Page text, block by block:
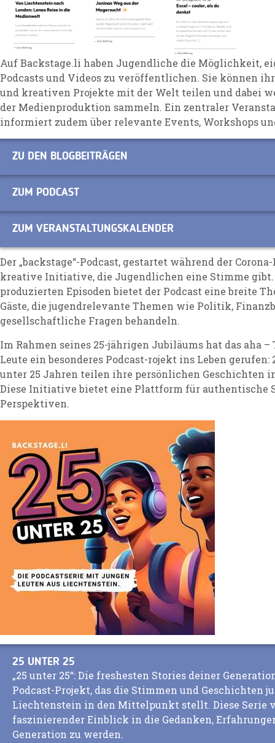
Auf Backstage.li haben Jugendliche die Möglichkeit,
Podcasts und Videos zu veröffentlichen. Sie können
und kreativen Projekte mit der Welt teilen und dabei
der Medienproduktion sammeln. Ein zentraler
informiert zudem über relevante Events, Workshops
ZU DEN BLOGBEITRÄGEN
ZUM PODCAST
ZUM VERANSTALTUNGSKALENDER
Der „backstage“-Podcast, gestartet während der
kreative Initiative, die Jugendlichen eine Stimme
produzierten Episoden bietet der Podcast eine breite
Gäste, die jugendrelevante Themen wie Politik,
gesellschaftliche Fragen behandeln.
Im Rahmen seines 25-jährigen Jubiläums hat das aha
Leute ein besonderes Podcast-rojekt ins Leben
unter 25 Jahren teilen ihre persönlichen Geschichten
Diese Initiative bietet eine Plattform für authentische
Perspektiven.
25 UNTER 25
„25 unter 25“: Die freshesten Stories deiner
Podcast-Projekt, das die Stimmen und Geschichten
Liechtenstein in den Mittelpunkt stellt. Diese Serie
faszinierender Einblick in die Gedanken,
Generation zu werden.